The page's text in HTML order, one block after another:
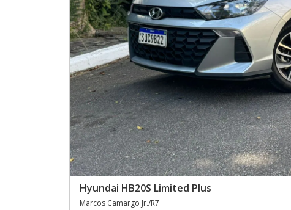
Hyundai HB20S Limited Plus
Marcos Camargo Jr./R7